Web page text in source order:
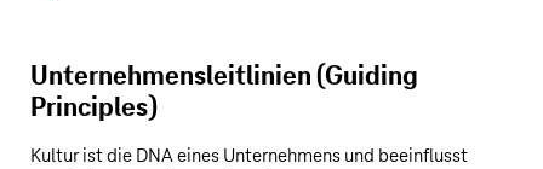
Unternehmensleitlinien (Guiding
Principles)
Kultur ist die DNA eines Unternehmens und beeinflusst